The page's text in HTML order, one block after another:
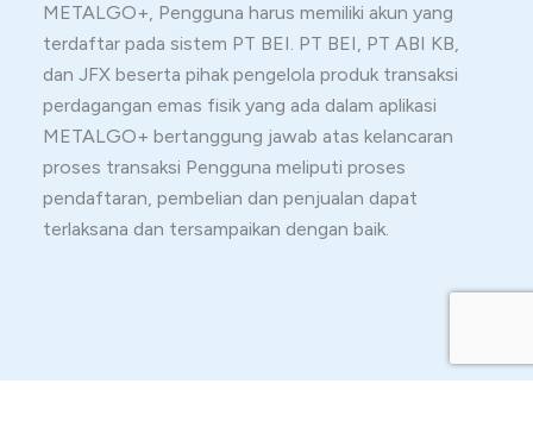
METALGO+, Pengguna harus memiliki akun yang
terdaftar pada sistem PT BEI. PT BEI, PT ABI KB,
dan JFX beserta pihak pengelola produk transaksi
perdagangan emas fisik yang ada dalam aplikasi
METALGO+ bertanggung jawab atas kelancaran
proses transaksi Pengguna meliputi proses
pendaftaran, pembelian dan penjualan dapat
terlaksana dan tersampaikan dengan baik.